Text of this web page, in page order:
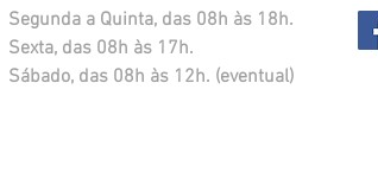
Segunda a Quinta, das 08h às 18h.
Sexta, das 08h às 17h.
​Sábado, das 08h às 12h. (eventual)